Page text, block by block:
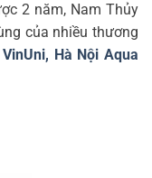
2 năm, Nam Thủy
của nhiều thương
VinUni, Hà Nội Aqua